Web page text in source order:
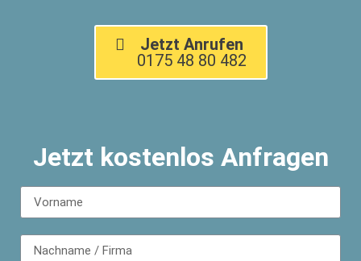
Jetzt Anrufen
0175 48 80 482
Jetzt kostenlos Anfragen